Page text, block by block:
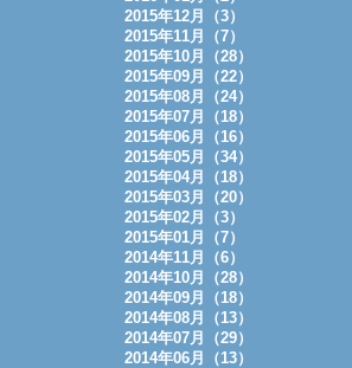
2015年12月（3）
2015年11月（7）
2015年10月（28）
2015年09月（22）
2015年08月（24）
2015年07月（18）
2015年06月（16）
2015年05月（34）
2015年04月（18）
2015年03月（20）
2015年02月（3）
2015年01月（7）
2014年11月（6）
2014年10月（28）
2014年09月（18）
2014年08月（13）
2014年07月（29）
2014年06月（13）